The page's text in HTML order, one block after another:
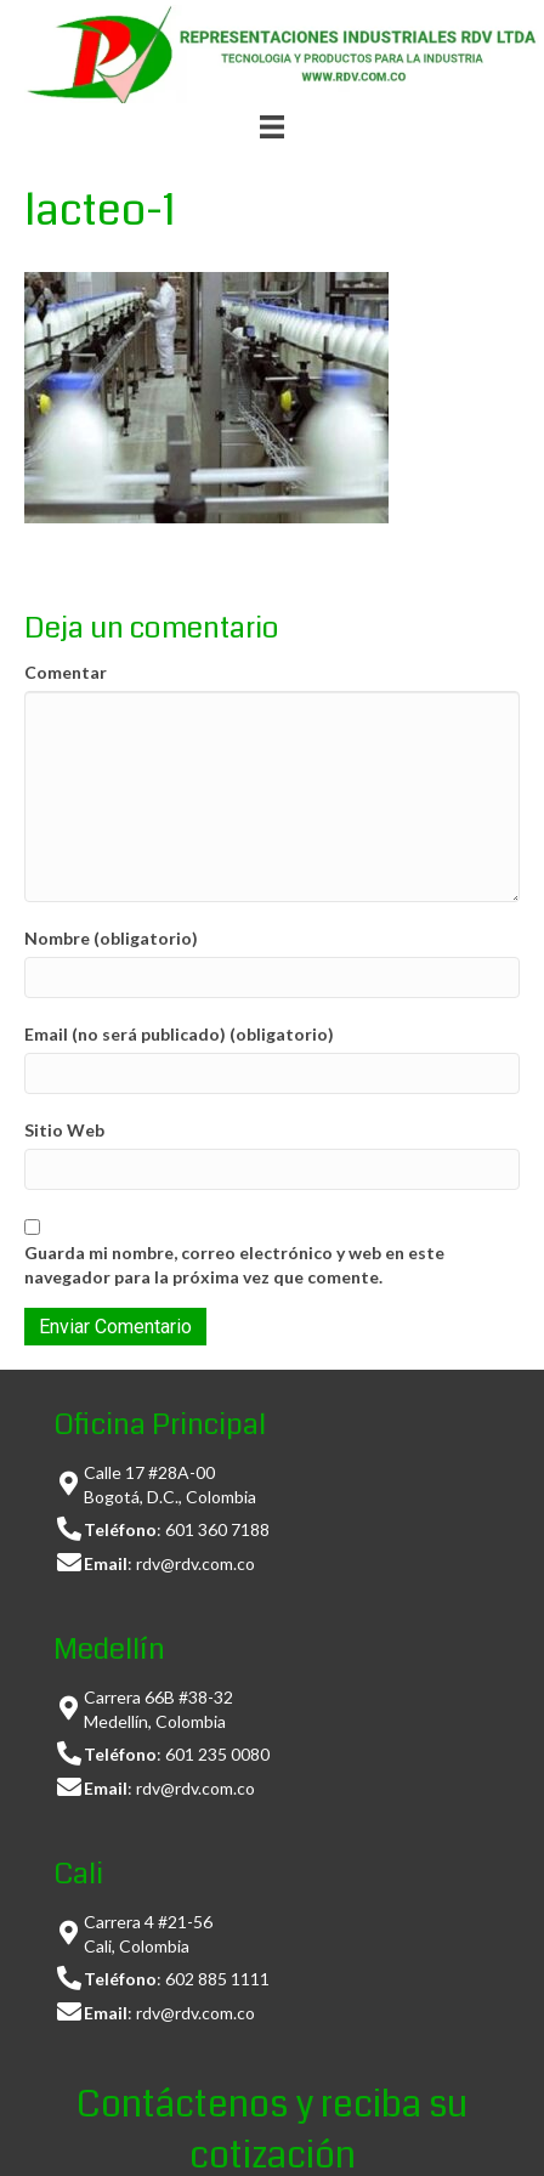
lacteo-1
Deja un comentario
Comentar
Nombre (obligatorio)
Email (no será publicado) (obligatorio)
Sitio Web
Guarda mi nombre, correo electrónico y web en este
navegador para la próxima vez que comente.
Oficina Principal
Calle 17 #28A-00
Bogotá, D.C., Colombia
Teléfono: 601 360 7188
Email: rdv@rdv.com.co
Medellín
Carrera 66B #38-32
Medellín, Colombia
Teléfono: 601 235 0080
Email: rdv@rdv.com.co
Cali
Carrera 4 #21-56
Cali, Colombia
Teléfono: 602 885 1111
Email: rdv@rdv.com.co
Contáctenos y reciba su
cotización